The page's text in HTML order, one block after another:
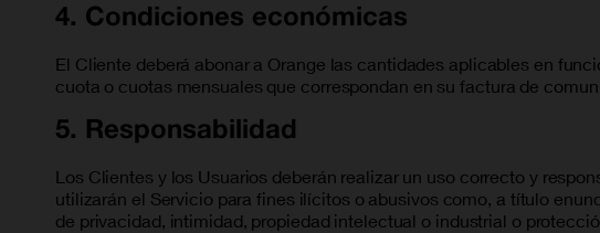
4. Condiciones económicas
El Cliente deberá abonar a Orange las cantidades aplicables en
cuota o cuotas mensuales que correspondan en su factura de
5. Responsabilidad
Los Clientes y los Usuarios deberán realizar un uso correcto y
utilizarán el Servicio para fines ilícitos o abusivos como, a título
de privacidad, intimidad, propiedad intelectual o industrial o